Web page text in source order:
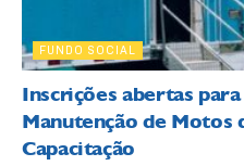
FUNDO SOCIAL
Inscrições abertas
Manutenção de Motos
Capacitação